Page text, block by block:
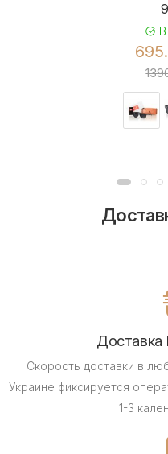
Доставка
Скорость доставки в
Украине фиксируется
1-3